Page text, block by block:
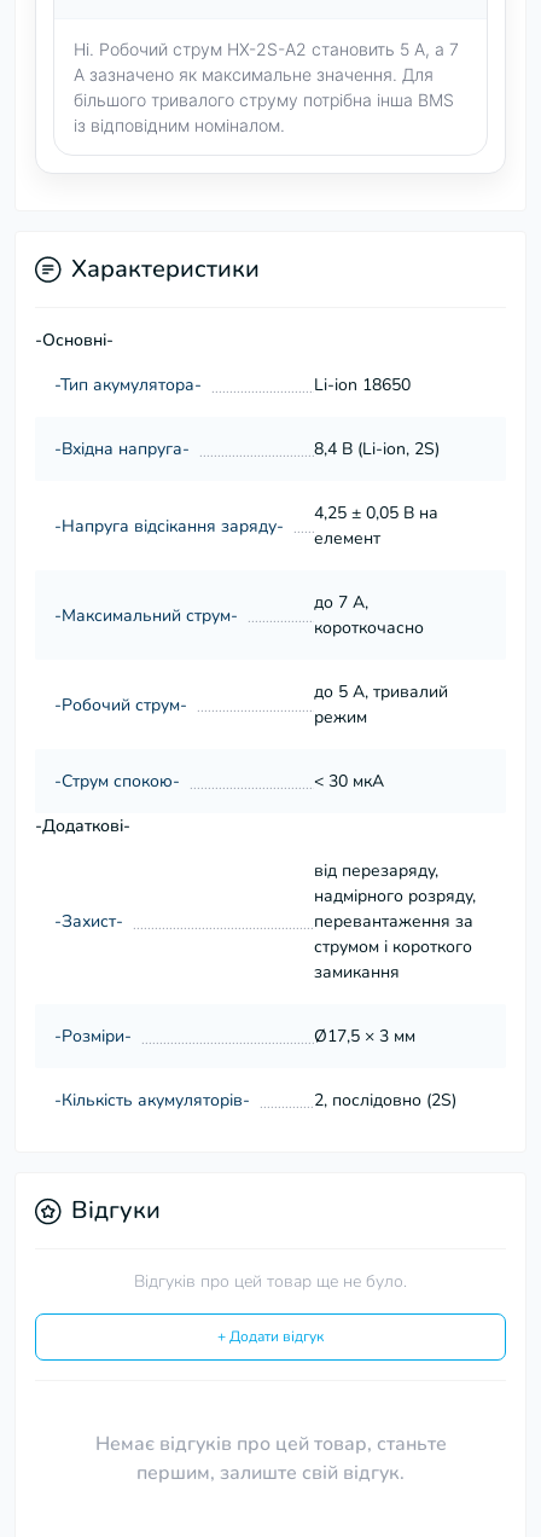
Ні. Робочий струм HX-2S-A2 становить 5 А, а 7
А зазначено як максимальне значення. Для
більшого тривалого струму потрібна інша BMS
із відповідним номіналом.
Характеристики
-Основні-
-Тип акумулятора-
Li-ion 18650
-Вхідна напруга- 8,4 В (Li-ion, 2S)
-Напруга відсікання заряду-
4,25 ± 0,05 В на
елемент
-Максимальний струм-
до 7 А,
короткочасно
-Робочий струм-
до 5 А, тривалий
режим
-Струм спокою-
< 30 мкА
-Додаткові-
-Захист-
від перезаряду,
надмірного розряду,
перевантаження за
струмом і короткого
замикання
-Розміри- Ø17,5 × 3 мм
-Кількість акумуляторів- 2, послідовно (2S)
Відгуки
Відгуків про цей товар ще не було.
+ Додати відгук
Немає відгуків про цей товар, станьте
першим, залиште свій відгук.